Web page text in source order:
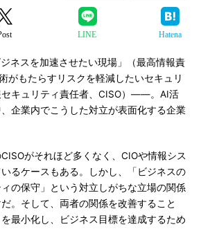
LINE Hatena
ネスを加速させたい現場」（最高情報責
がもたらすリスクを軽減したいセキュリ
セキュリティ責任者、CISO）――。AI活
企業内でこうした対立が表面化する企業
がそれほど多くなく、CIOや情報シス
るケースもある。しかし、「ビジネスの
の保守」という対立しがちな立場の関係
。そして、両者の関係を改善すること
最小化し、ビジネス目標を達成するため